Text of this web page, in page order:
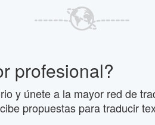
profesional?
y únete a la mayor red de
propuestas para traducir